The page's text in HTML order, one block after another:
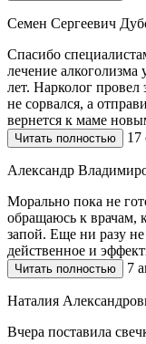
Семен Сергеевич
Спасибо
лечение
лет. Нарколог
не сорвался, а
вернется к маме
Читать полностью 17
Александр
Морально пока не
обращаюсь к врачам,
запой. Еще ни разу
действенное и
Читать полностью 7
Наталия
Вчера поставила